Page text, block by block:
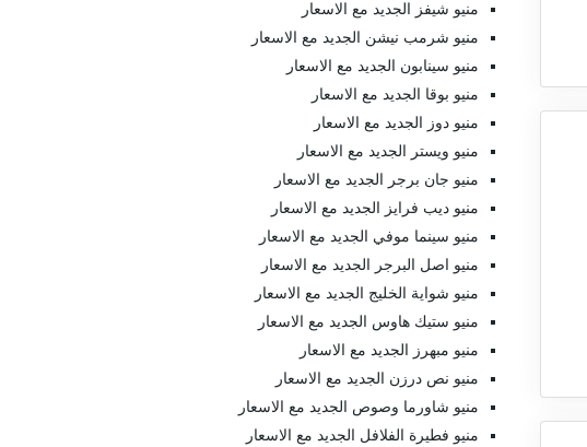
منيو شيفز الجديد مع الاسعار
منيو شرمب نيشن الجديد مع الاسعار
منيو سينابون الجديد مع الاسعار
منيو بوقا الجديد مع الاسعار
منيو دوز الجديد مع الاسعار
منيو ويستر الجديد مع الاسعار
منيو جان برجر الجديد مع الاسعار
منيو ديب فرايز الجديد مع الاسعار
منيو سينما موفي الجديد مع الاسعار
منيو اصل البرجر الجديد مع الاسعار
منيو شواية الخليج الجديد مع الاسعار
منيو ستيك هاوس الجديد مع الاسعار
منيو مبهرز الجديد مع الاسعار
منيو نص درزن الجديد مع الاسعار
منيو شاورما وصوص الجديد مع الاسعار
منيو فطيرة الفلافل الجديد مع الاسعار